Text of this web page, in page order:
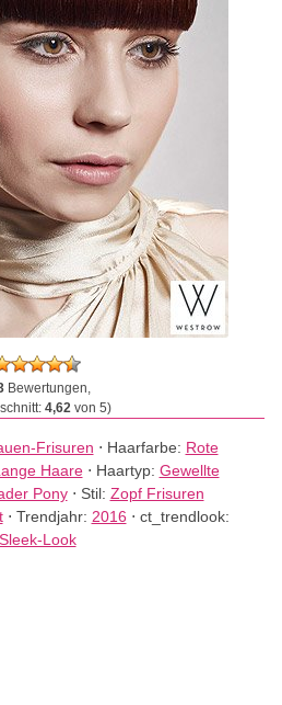
Bewertungen,
4,62von 5)
Frisuren ⋅ Haarfarbe: Rote
Haare⋅ Haartyp: Gewellte
Pony⋅ Stil: Zopf Frisuren
⋅ Trendjahr: 2016 ⋅ ct_trendlook:
Sleek-Look